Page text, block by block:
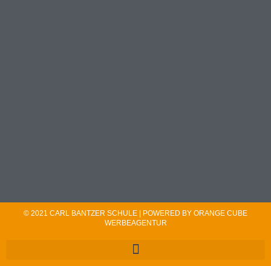
© 2021 CARL BANTZER SCHULE | POWERED BY ORANGE CUBE
WERBEAGENTUR